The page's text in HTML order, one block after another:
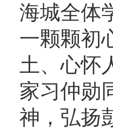
海城全体
一颗颗初
土、心怀
家习仲勋
神，弘扬